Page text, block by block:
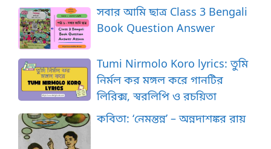
সবার আমি ছাত্র Class 3 Bengali
Book Question Answer
Tumi Nirmolo Koro lyrics: তুমি
নির্মল কর মঙ্গল করে গানটির
লিরিক্স, স্বরলিপি ও রচয়িতা
কবিতা: ‘নেমন্তন্ন’ – অন্নদাশঙ্কর রায়